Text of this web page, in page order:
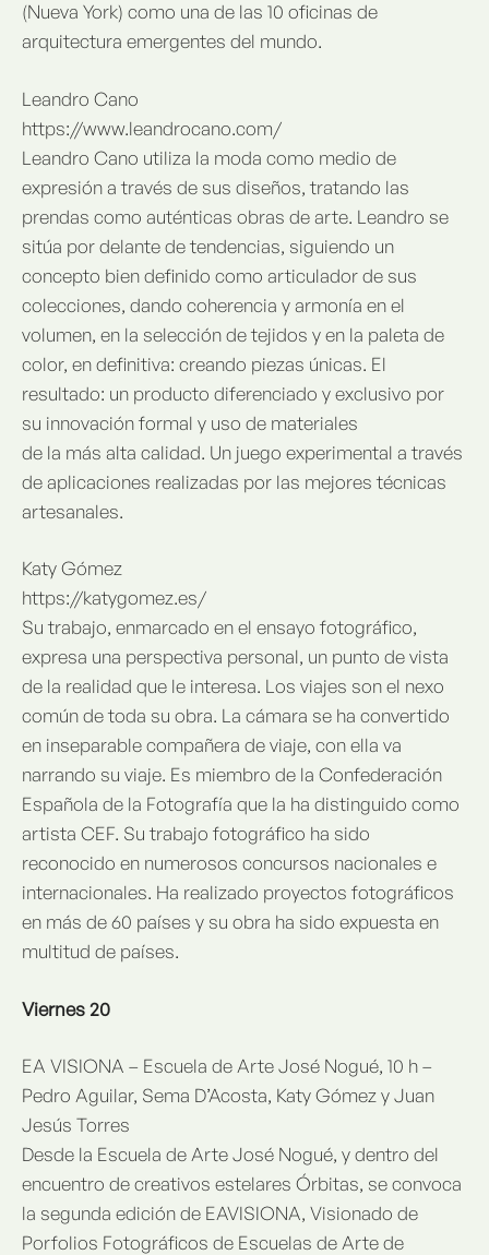
(Nueva York) como una de las 10 oficinas de
arquitectura emergentes del mundo.
Leandro Cano
https://www.leandrocano.com/
Leandro Cano utiliza la moda como medio de
expresión a través de sus diseños, tratando las
prendas como auténticas obras de arte. Leandro se
sitúa por delante de tendencias, siguiendo un
concepto bien definido como articulador de sus
colecciones, dando coherencia y armonía en el
volumen, en la selección de tejidos y en la paleta de
color, en definitiva: creando piezas únicas. El
resultado: un producto diferenciado y exclusivo por
su innovación formal y uso de materiales
de la más alta calidad. Un juego experimental a través
de aplicaciones realizadas por las mejores técnicas
artesanales.
Katy Gómez
https://katygomez.es/
Su trabajo, enmarcado en el ensayo fotográfico,
expresa una perspectiva personal, un punto de vista
de la realidad que le interesa. Los viajes son el nexo
común de toda su obra. La cámara se ha convertido
en inseparable compañera de viaje, con ella va
narrando su viaje. Es miembro de la Confederación
Española de la Fotografía que la ha distinguido como
artista CEF. Su trabajo fotográfico ha sido
reconocido en numerosos concursos nacionales e
internacionales. Ha realizado proyectos fotográficos
en más de 60 países y su obra ha sido expuesta en
multitud de países.
Viernes 20
EA VISIONA – Escuela de Arte José Nogué, 10 h –
Pedro Aguilar, Sema D’Acosta, Katy Gómez y Juan
Jesús Torres
Desde la Escuela de Arte José Nogué, y dentro del
encuentro de creativos estelares Órbitas, se convoca
la segunda edición de EAVISIONA, Visionado de
Porfolios Fotográficos de Escuelas de Arte de